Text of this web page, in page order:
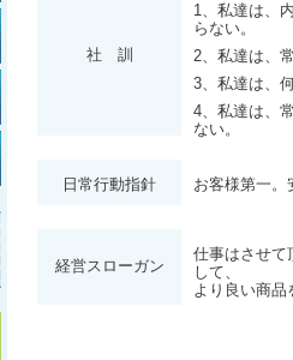
社 訓
1、私達は、
らない。
2、私達は、
3、私達は、
4、私達は、
ない。
日常行動指針 お客様第一。
経営スローガン
仕事はさせて
して、
より良い商品